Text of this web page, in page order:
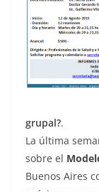
grupal?.
La última
sobre el
Buenos Aires